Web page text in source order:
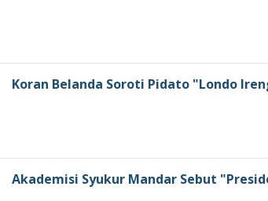
Koran Belanda Soroti Pidato "Londo
Akademisi Syukur Mandar Sebut